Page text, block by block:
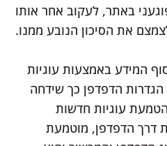
באתר, לעקוב אחר אותו
את הסיכון הנובע ממנו.
המידע באמצעות עוגיות
הדפדפן כך שידחה
עוגיות חדשות
דרך הדפדפן, מוטמעת